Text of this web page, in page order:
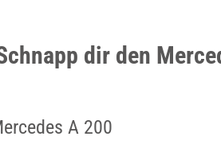
dir den
A 200